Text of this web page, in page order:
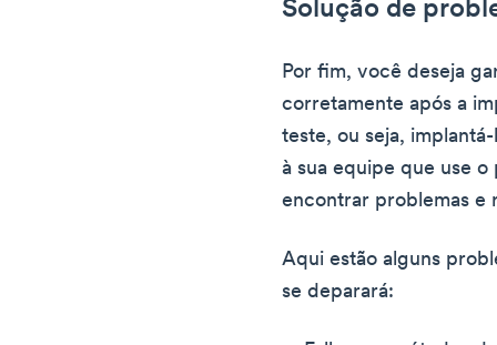
Solução de
Por fim, você deseja
corretamente após a
teste, ou seja,
à sua equipe que use
encontrar problemas e
Aqui estão alguns
se deparará: